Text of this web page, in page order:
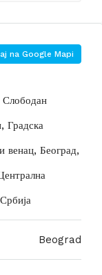
na Google Mapi
Слободан
Градска
венац, Београд,
Beograd